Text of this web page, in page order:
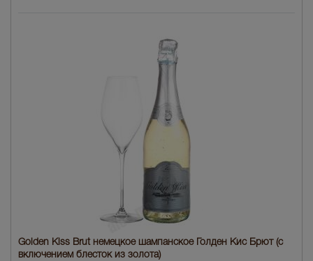
Golden Kiss Brut немецкое шампанское Голден Кис Брют (с
включением блесток из золота)